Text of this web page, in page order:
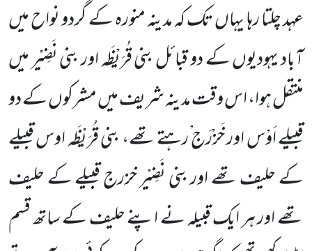
عہد چلتا رہا یہاں تک کہ مدینہ منورہ کے گردو نواح میں
آباد یہودیوں کے دو قبائل بنی قُرَیْظَہ اور بنی نَضِیْر میں
منتقل ہوا، اس وقت مدینہ شریف میں مشرکوں کے دو
قبیلے اَوْس اور خَزْرَج ْرہتے تھے، بنی قُرَیْظَہ اوس قبیلے
کے حلیف تھے اور بنی نَضِیْر خزرج قبیلے کے حلیف
تھے اور ہر ایک قبیلہ نے اپنے حلیف کے ساتھ قسم